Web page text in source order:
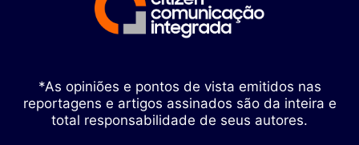
*As opiniões e pontos de vista emitidos nas
reportagens e artigos assinados são da inteira e
total responsabilidade de seus autores.